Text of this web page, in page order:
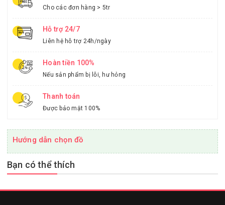
Cho các đơn hàng > 5tr
Hỗ trợ 24/7
Liên hệ hỗ trợ 24h/ngày
Hoàn tiền 100%
Nếu sản phẩm bị lỗi, hư hỏng
Thanh toán
Được bảo mật 100%
Hướng dẫn chọn đồ
Bạn có thể thích